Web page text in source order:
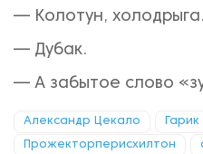
— Колотун, холодрыга.
— Дубак.
— А забытое слово
Александр Цекало
Прожекторперисхилтон